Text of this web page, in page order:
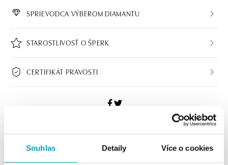
Souhlas Detaily Více o cookies
SPRIEVODCA VÝBEROM DIAMANTU
STAROSTLIVOSŤ O ŠPERK
CERTIFIKÁT PRAVOSTI
HALADA BUTIKY